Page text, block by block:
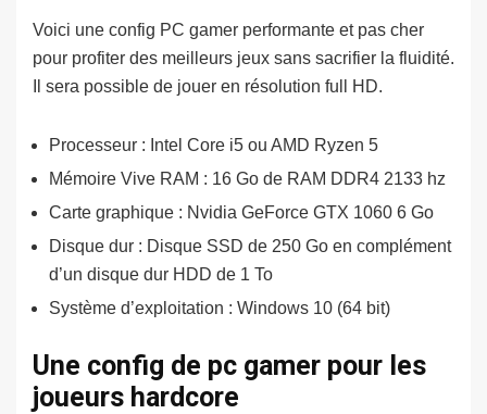
Voici une config PC gamer performante et pas cher
pour profiter des meilleurs jeux sans sacrifier la fluidité.
Il sera possible de jouer en résolution full HD.
Processeur : Intel Core i5 ou AMD Ryzen 5
Mémoire Vive RAM : 16 Go de RAM DDR4 2133 hz
Carte graphique : Nvidia GeForce GTX 1060 6 Go
Disque dur : Disque SSD de 250 Go en complément
d’un disque dur HDD de 1 To
Système d’exploitation : Windows 10 (64 bit)
Une config de pc gamer pour les
joueurs hardcore